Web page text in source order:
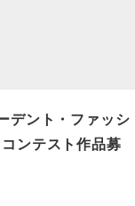
ント・ファッシ
ンテスト作品募